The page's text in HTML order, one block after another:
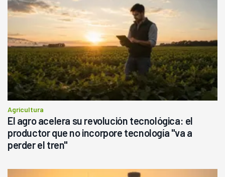
Agricultura
El agro acelera su revolución tecnológica: el
productor que no incorpore tecnología "va a
perder el tren"